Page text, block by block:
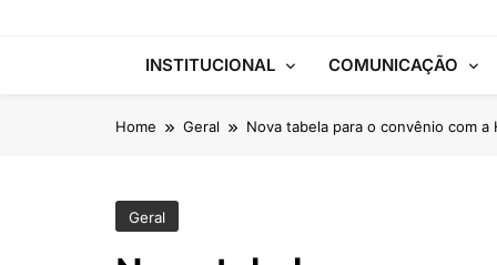
ANFIP Nacional
INSTITUCIONAL COMUNICAÇÃO
Home Geral Nova tabela para o convênio com a
Geral